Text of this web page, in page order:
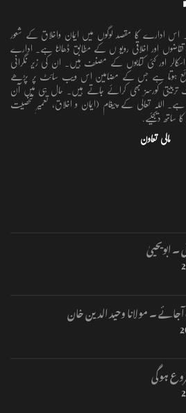
اس ادارے کا مقصد لوگوں میں ایمان واخلاق کے شعور
تقاضوں اور اخلاقی رویو ں کے مطابق ڈھالنا ہے۔ ادارے
اور کئی کتابوں کے مصنف ہیں۔ ان کی زیر نگرانی
شائع ہوتا ہے جس کے مضامین اس ویب سائٹ پر پڑھے
کورسز بھی کرائے جاتے ہیں۔ حال ہی میں آن
ہے۔ اللہ تعالٰی کے پیغام (ایمان و اخلاق، تعمیرِ شخصیت
ساتھ دیجئیے.
مالی تعاون
۔ ابویحییٰ
۔ مولانا وحید الدین خان
ہوگی